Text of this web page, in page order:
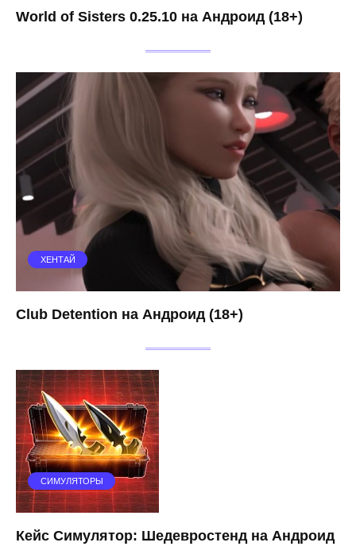
World of Sisters 0.25.10 на Андроид (18+)
ХЕНТАЙ
Club Detention на Андроид (18+)
СИМУЛЯТОРЫ
Кейс Симулятор: Шедевростенд на Андроид